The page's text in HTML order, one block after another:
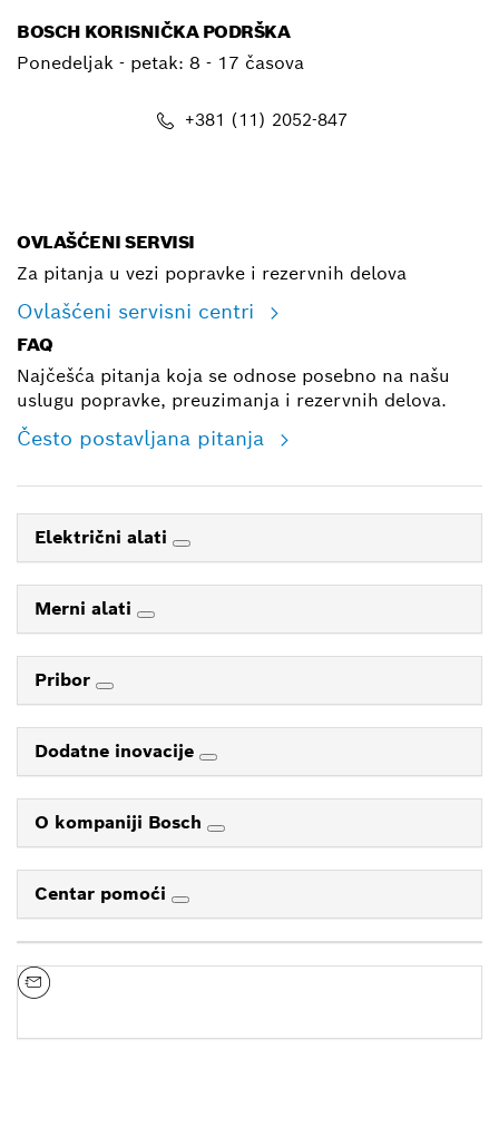
BOSCH KORISNIČKA PODRŠKA
Ponedeljak - petak: 8 - 17 časova
+381 (11) 2052-847
OVLAŠĆENI SERVISI
Za pitanja u vezi popravke i rezervnih delova
Ovlašćeni servisni centri
FAQ
Najčešća pitanja koja se odnose posebno na našu
uslugu popravke, preuzimanja i rezervnih delova.
Često postavljana pitanja
Električni alati
Merni alati
Pribor
Dodatne inovacije
O kompaniji Bosch
Centar pomoći